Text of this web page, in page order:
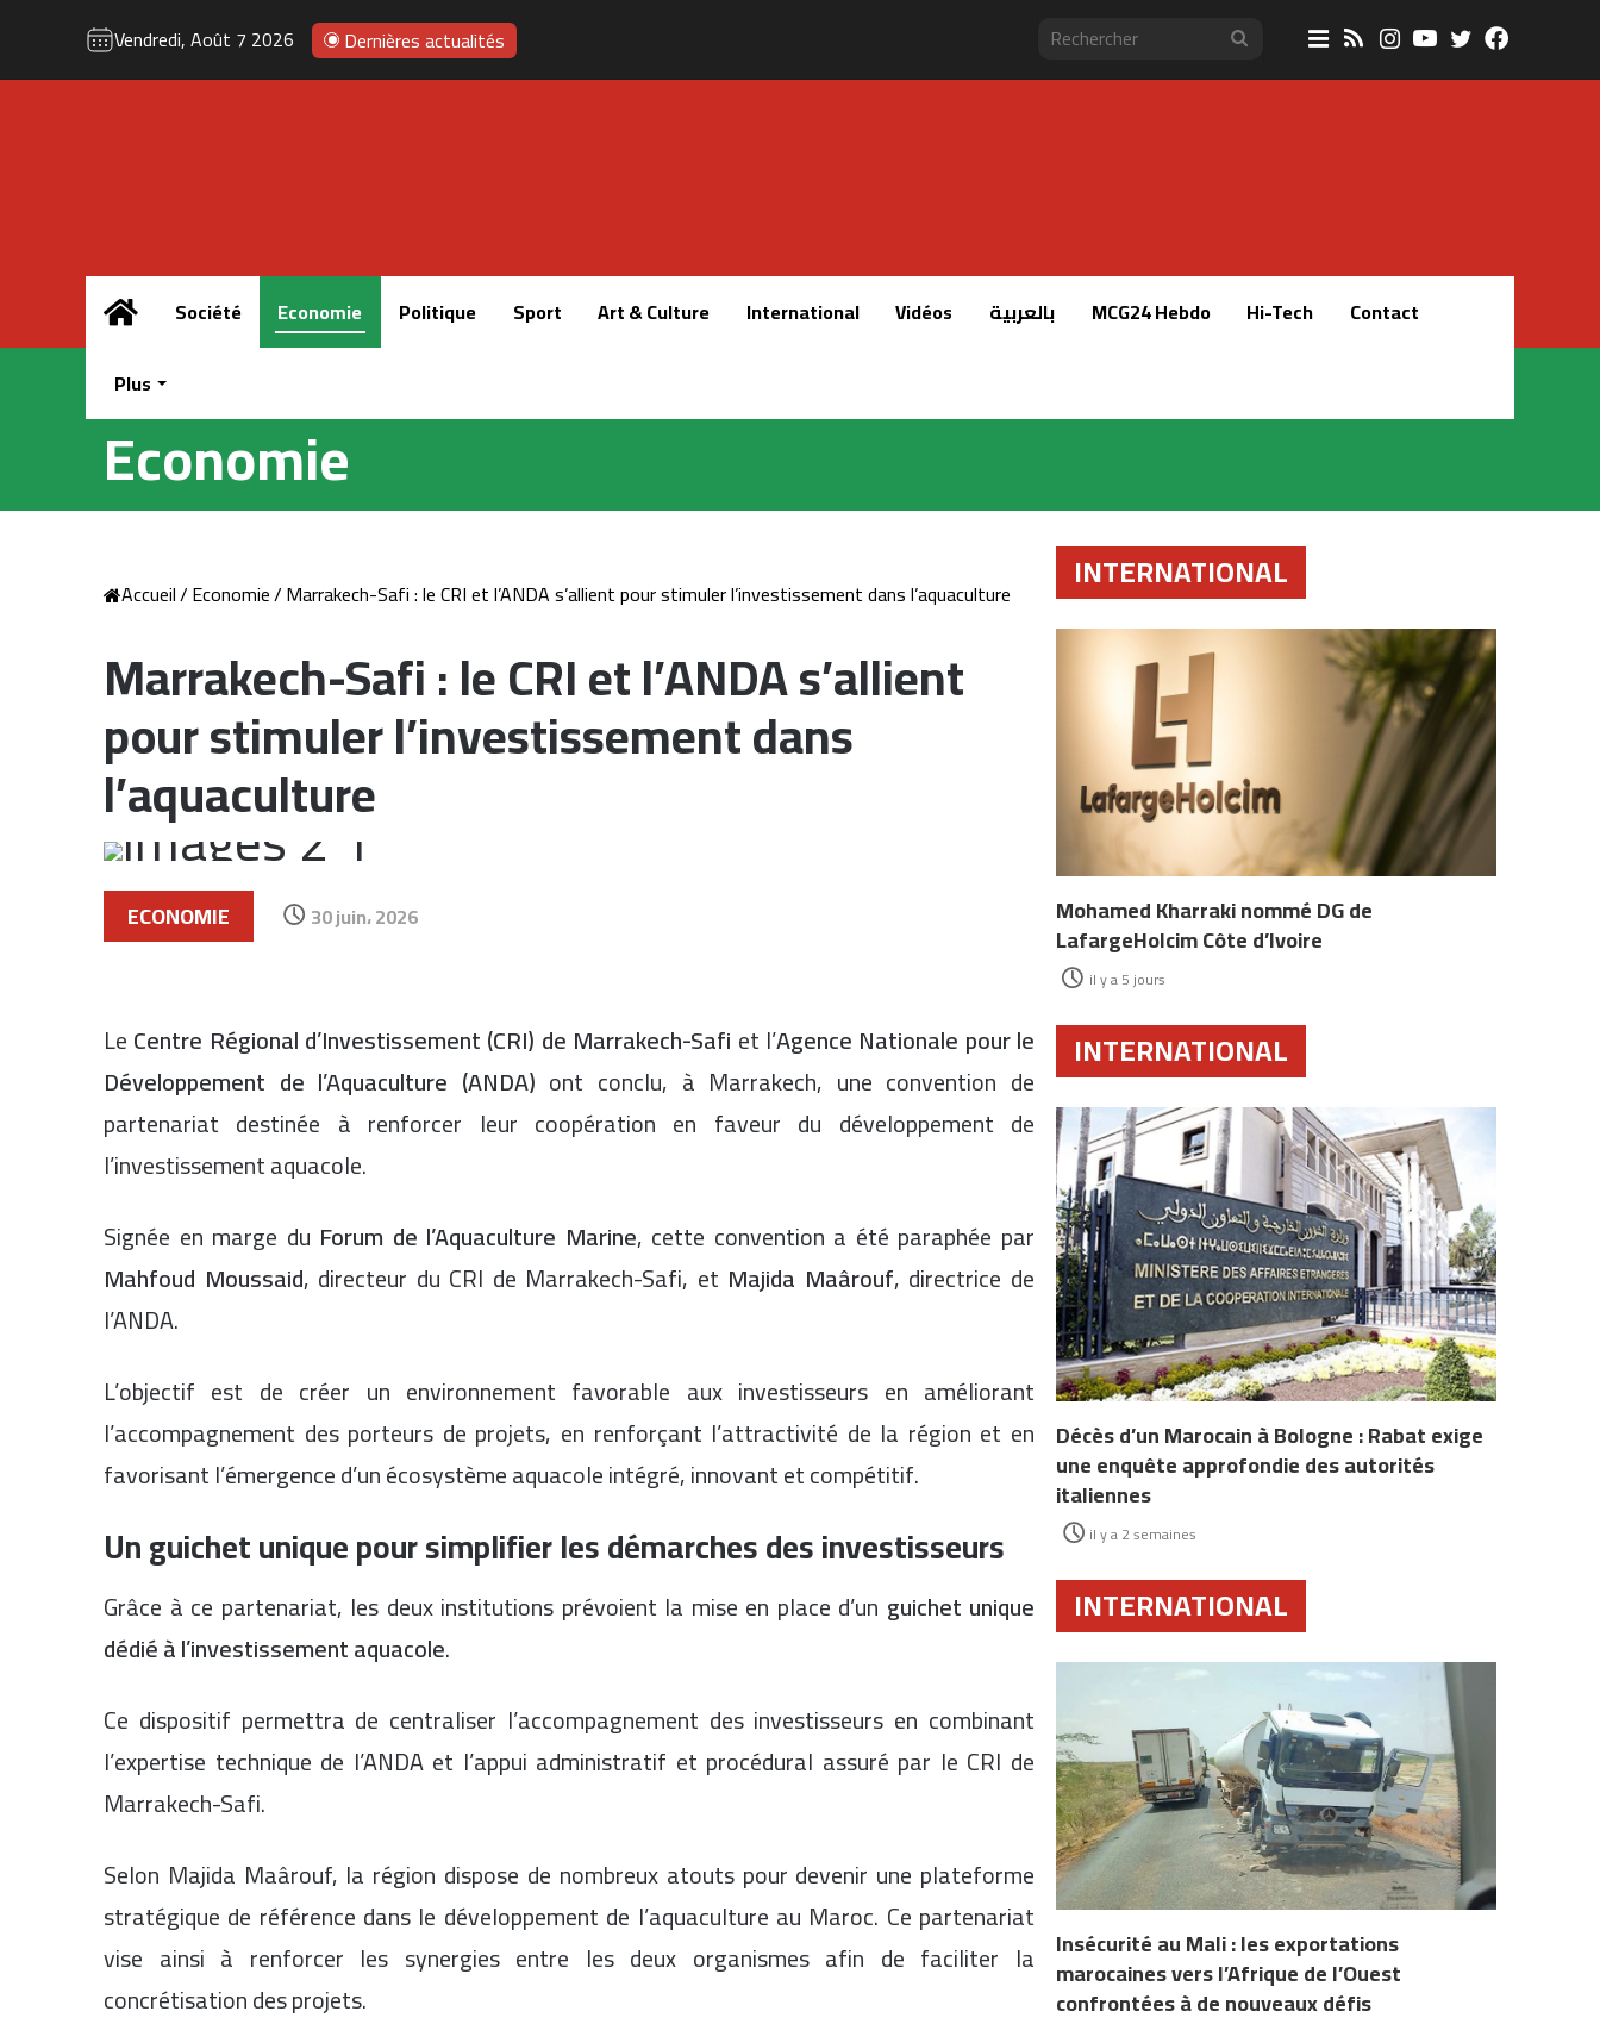
Vendredi, Août 7 2026 Dernières actualités RechercherSidebar
(barre
RSSInstagram
YouTube
Twitter
AccueilSociété Economie Politique Sport Art & Culture International Vidéos بالعربية MCG24 Hebdo Hi-Tech
Contact
Plus
Economie
Accueil/Economie/Marrakech-Safi : le CRI et l’ANDA s’allient pour stimuler l’investissement dans l’aquaculture
Marrakech-Safi : le CRI et l’ANDA s’allient
pour stimuler l’investissement dans
l’aquaculture
ECONOMIE 30 juin، 2026
LeCentre Régional d’Investissement (CRI) de Marrakech-Safi et l’Agence Nationale pour le
Développement de l’Aquaculture (ANDA) ont conclu, à Marrakech, une convention de
partenariat destinée à renforcer leur coopération en faveur du développement de
l’investissement aquacole.
Signée en marge du Forum de l’Aquaculture Marine, cette convention a été paraphée par
Mahfoud Moussaid, directeur du CRI de Marrakech-Safi, et Majida Maârouf, directrice de
l’ANDA.
L’objectif est de créer un environnement favorable aux investisseurs en améliorant
l’accompagnement des porteurs de projets, en renforçant l’attractivité de la région et en
favorisant l’émergence d’un écosystème aquacole intégré, innovant et compétitif.
Un guichet unique pour simplifier les démarches des investisseurs
Grâce à ce partenariat, les deux institutions prévoient la mise en place d’un guichet unique
dédié à l’investissement aquacole.
Ce dispositif permettra de centraliser l’accompagnement des investisseurs en combinant
l’expertise technique de l’ANDA et l’appui administratif et procédural assuré par le CRI de
Marrakech-Safi.
Selon Majida Maârouf, la région dispose de nombreux atouts pour devenir une plateforme
stratégique de référence dans le développement de l’aquaculture au Maroc. Ce partenariat
vise ainsi à renforcer les synergies entre les deux organismes afin de faciliter la
concrétisation des projets.
INTERNATIONAL
Mohamed Kharraki nommé DG de
LafargeHolcim Côte d’Ivoire
il y a 5 jours
INTERNATIONAL
Décès d’un Marocain à Bologne : Rabat exige
une enquête approfondie des autorités
italiennes
il y a 2 semaines
INTERNATIONAL
Insécurité au Mali : les exportations
marocaines vers l’Afrique de l’Ouest
confrontées à de nouveaux défis